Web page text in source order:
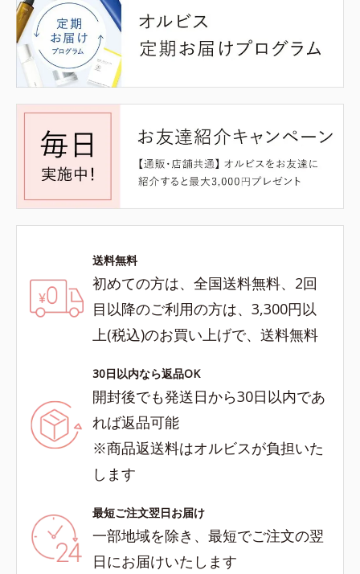
送料無料
初めての方は、全国送料無料、2回
目以降のご利用の方は、3,300円以
上(税込)のお買い上げで、送料無料
30日以内なら返品OK
開封後でも発送日から30日以内であ
れば返品可能
※商品返送料はオルビスが負担いた
します
最短ご注文翌日お届け
一部地域を除き、最短でご注文の翌
日にお届けいたします